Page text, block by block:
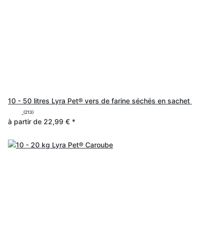
10 - 50 litres Lyra Pet® vers de farine séchés en sachet
(213)
à partir de 22,99 € *